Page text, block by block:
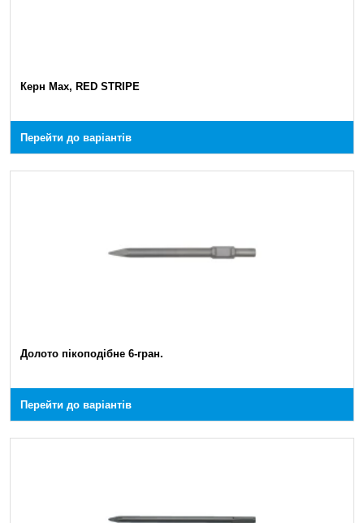
Керн Max, RED STRIPE
Перейти до варіантів
Долото пікоподібне 6-гран.
Перейти до варіантів